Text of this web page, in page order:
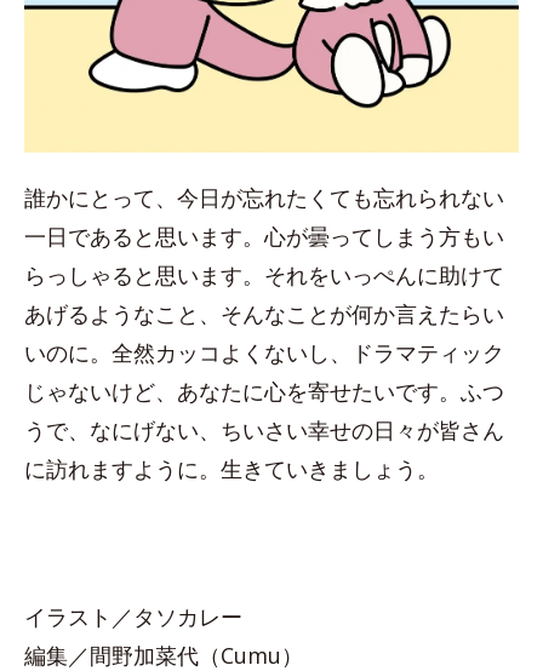
誰かにとって、今日が忘れたくても忘れられない
一日であると思います。心が曇ってしまう方もい
らっしゃると思います。それをいっぺんに助けて
あげるようなこと、そんなことが何か言えたらい
いのに。全然カッコよくないし、ドラマティック
じゃないけど、あなたに心を寄せたいです。ふつ
うで、なにげない、ちいさい幸せの日々が皆さん
に訪れますように。生きていきましょう。
イラスト／タソカレー
編集／間野加菜代（Cumu）